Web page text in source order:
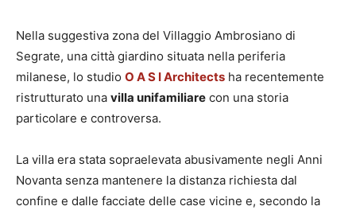
Nella suggestiva zona del Villaggio Ambrosiano di
Segrate, una città giardino situata nella periferia
milanese, lo studio O A S I Architects ha recentemente
ristrutturato una villa unifamiliare con una storia
particolare e controversa.
La villa era stata sopraelevata abusivamente negli Anni
Novanta senza mantenere la distanza richiesta dal
confine e dalle facciate delle case vicine e, secondo la